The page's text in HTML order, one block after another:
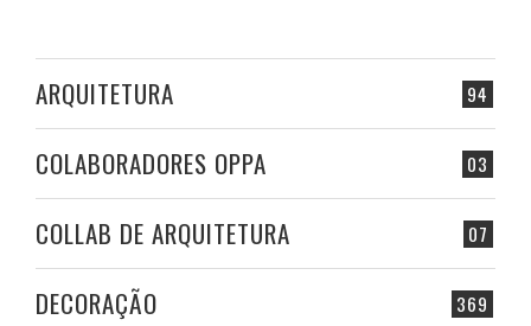
94
ARQUITETURA
03
COLABORADORES OPPA
07
COLLAB DE ARQUITETURA
369
DECORAÇÃO